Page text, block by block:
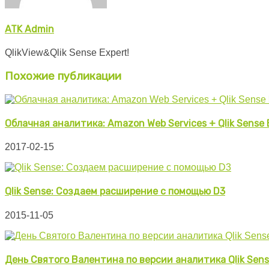
ATK Admin
QlikView&Qlik Sense Expert!
Похожие публикации
Облачная аналитика: Amazon Web Services + Qlik Sense
2017-02-15
Qlik Sense: Создаем расширение с помощью D3
2015-11-05
День Святого Валентина по версии аналитика Qlik